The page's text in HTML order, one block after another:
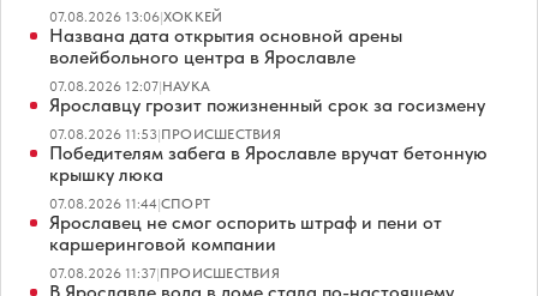
07.08.2026 13:06|ХОККЕЙ
Названа дата открытия основной арены
волейбольного центра в Ярославле
07.08.2026 12:07|НАУКА
Ярославцу грозит пожизненный срок за госизмену
07.08.2026 11:53|ПРОИСШЕСТВИЯ
Победителям забега в Ярославле вручат бетонную
крышку люка
07.08.2026 11:44|СПОРТ
Ярославец не смог оспорить штраф и пени от
каршеринговой компании
07.08.2026 11:37|ПРОИСШЕСТВИЯ